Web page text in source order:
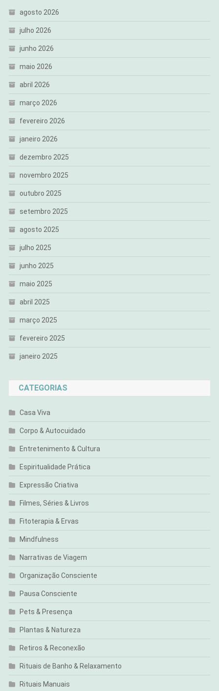
agosto 2026
julho 2026
junho 2026
maio 2026
abril 2026
março 2026
fevereiro 2026
janeiro 2026
dezembro 2025
novembro 2025
outubro 2025
setembro 2025
agosto 2025
julho 2025
junho 2025
maio 2025
abril 2025
março 2025
fevereiro 2025
janeiro 2025
CATEGORIAS
Casa Viva
Corpo & Autocuidado
Entretenimento & Cultura
Espiritualidade Prática
Expressão Criativa
Filmes, Séries & Livros
Fitoterapia & Ervas
Mindfulness
Narrativas de Viagem
Organização Consciente
Pausa Consciente
Pets & Presença
Plantas & Natureza
Retiros & Reconexão
Rituais de Banho & Relaxamento
Rituais Manuais